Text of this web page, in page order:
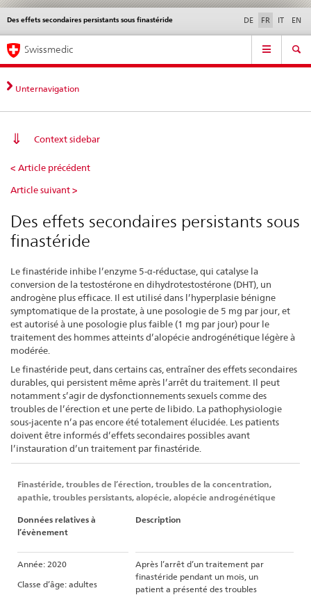
Navigation
directe:
actualités,
bases
contact
Actualités & Mises à
normes
Contact | Support &
aide
Des effets secondaires persistants sous finastéride DE FR IT EN
Service
Navigation
Swissmedic
Unternavigation
Context sidebar
Des
effets
persistants
sous
< Article précédent
Article suivant >
Des effets secondaires persistants sous
finastéride
Le finastéride inhibe l’enzyme 5-α-réductase, qui catalyse la
conversion de la testostérone en dihydrotestostérone (DHT), un
androgène plus efficace. Il est utilisé dans l’hyperplasie bénigne
symptomatique de la prostate, à une posologie de 5 mg par jour, et
est autorisé à une posologie plus faible (1 mg par jour) pour le
traitement des hommes atteints d’alopécie androgénétique légère à
modérée.
Le finastéride peut, dans certains cas, entraîner des effets secondaires
durables, qui persistent même après l’arrêt du traitement. Il peut
notamment s’agir de dysfonctionnements sexuels comme des
troubles de l’érection et une perte de libido. La pathophysiologie
sous-jacente n’a pas encore été totalement élucidée. Les patients
doivent être informés d’effets secondaires possibles avant
l’instauration d’un traitement par finastéride.
Finastéride, troubles de l’érection, troubles de la concentration,
apathie, troubles persistants, alopécie, alopécie androgénétique
Données relatives à
l’évènement
Description
Année: 2020
Classe d’âge: adultes
Après l’arrêt d’un traitement par
finastéride pendant un mois, un
patient a présenté des troubles